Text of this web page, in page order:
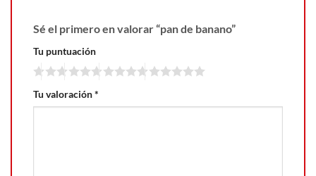
Sé el primero en valorar “pan de banano”
Tu puntuación
Tu valoración*